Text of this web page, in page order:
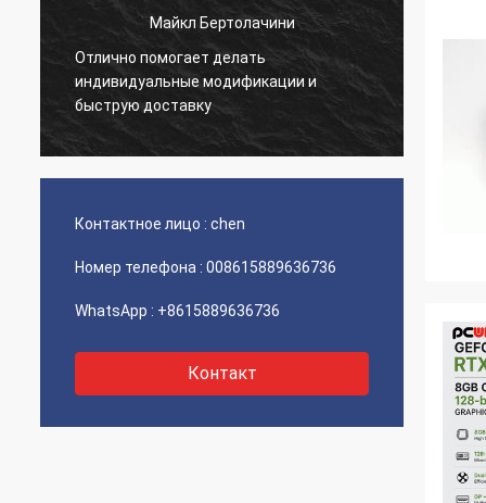
Майкл Бертолачини
Отлично помогает делать
индивидуальные модификации и
быструю доставку
Контактное лицо : chen
Номер телефона : 008615889636736
WhatsApp : +8615889636736
Контакт